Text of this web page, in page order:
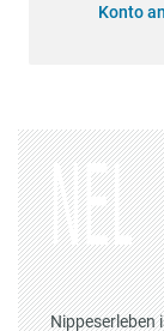
Konto
Nippeserleben